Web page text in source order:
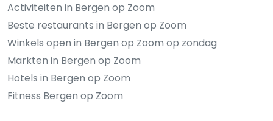
Activiteiten in Bergen op Zoom
Beste restaurants in Bergen op Zoom
Winkels open in Bergen op Zoom op zondag
Markten in Bergen op Zoom
Hotels in Bergen op Zoom
Fitness Bergen op Zoom